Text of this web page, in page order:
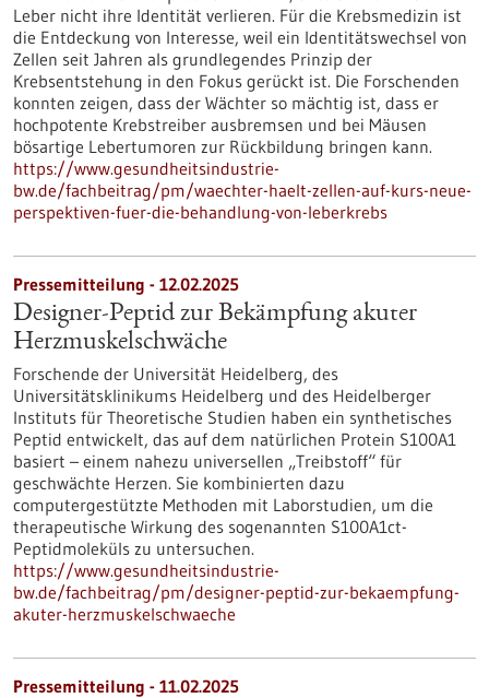
Leber nicht ihre Identität verlieren. Für die Krebsmedizin ist
die Entdeckung von Interesse, weil ein Identitätswechsel von
Zellen seit Jahren als grundlegendes Prinzip der
Krebsentstehung in den Fokus gerückt ist. Die Forschenden
konnten zeigen, dass der Wächter so mächtig ist, dass er
hochpotente Krebstreiber ausbremsen und bei Mäusen
bösartige Lebertumoren zur Rückbildung bringen kann.
https://www.gesundheitsindustrie-
bw.de/fachbeitrag/pm/waechter-haelt-zellen-auf-kurs-neue-
perspektiven-fuer-die-behandlung-von-leberkrebs
Pressemitteilung - 12.02.2025
Designer-Peptid zur Bekämpfung akuter
Herzmuskelschwäche
Forschende der Universität Heidelberg, des
Universitätsklinikums Heidelberg und des Heidelberger
Instituts für Theoretische Studien haben ein synthetisches
Peptid entwickelt, das auf dem natürlichen Protein S100A1
basiert – einem nahezu universellen „Treibstoff“ für
geschwächte Herzen. Sie kombinierten dazu
computergestützte Methoden mit Laborstudien, um die
therapeutische Wirkung des sogenannten S100A1ct-
Peptidmoleküls zu untersuchen.
https://www.gesundheitsindustrie-
bw.de/fachbeitrag/pm/designer-peptid-zur-bekaempfung-
akuter-herzmuskelschwaeche
Pressemitteilung - 11.02.2025